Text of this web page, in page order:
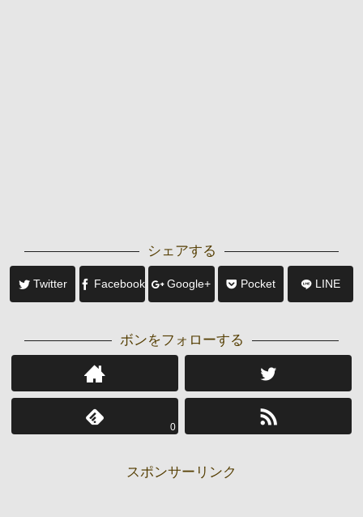
シェアする
Twitter Facebook Google+ Pocket LINE
ボンをフォローする
0
スポンサーリンク